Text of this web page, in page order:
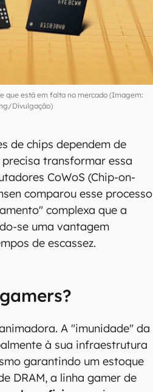
que está em falta no mercado (Imagem:
Divulgação)
de chips dependem de
transformar essa
CoWoS (Chip-on-
comparou esse processo
complexa que a
se uma vantagem
de escassez.
A "imunidade" da
à sua infraestrutura
garantindo um estoque
DRAM, a linha gamer de